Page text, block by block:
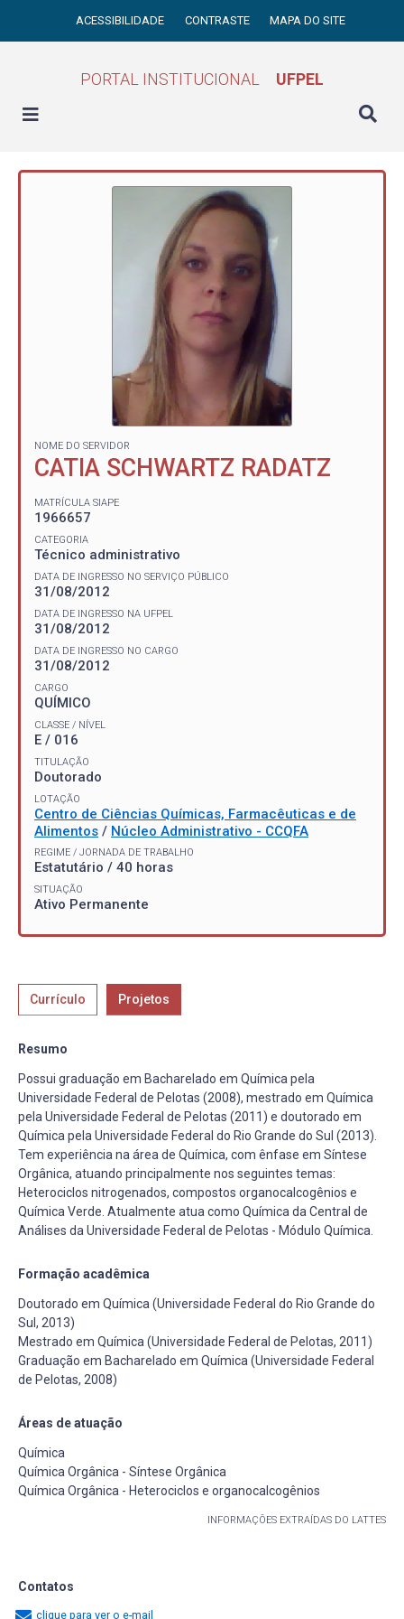
ACESSIBILIDADE CONTRASTE MAPA DO SITE
PORTAL INSTITUCIONAL UFPEL
NOME DO SERVIDOR
CATIA SCHWARTZ RADATZ
MATRÍCULA SIAPE
1966657
CATEGORIA
Técnico administrativo
DATA DE INGRESSO NO SERVIÇO PÚBLICO
31/08/2012
DATA DE INGRESSO NA UFPEL
31/08/2012
DATA DE INGRESSO NO CARGO
31/08/2012
CARGO
QUÍMICO
CLASSE / NÍVEL
E / 016
TITULAÇÃO
Doutorado
LOTAÇÃO
Centro de Ciências Químicas, Farmacêuticas e de
Alimentos / Núcleo Administrativo - CCQFA
REGIME / JORNADA DE TRABALHO
Estatutário / 40 horas
SITUAÇÃO
Ativo Permanente
Currículo Projetos
Resumo
Possui graduação em Bacharelado em Química pela
Universidade Federal de Pelotas (2008), mestrado em Química
pela Universidade Federal de Pelotas (2011) e doutorado em
Química pela Universidade Federal do Rio Grande do Sul (2013).
Tem experiência na área de Química, com ênfase em Síntese
Orgânica, atuando principalmente nos seguintes temas:
Heterociclos nitrogenados, compostos organocalcogênios e
Química Verde. Atualmente atua como Química da Central de
Análises da Universidade Federal de Pelotas - Módulo Química.
Formação acadêmica
Doutorado em Química (Universidade Federal do Rio Grande do
Sul, 2013)
Mestrado em Química (Universidade Federal de Pelotas, 2011)
Graduação em Bacharelado em Química (Universidade Federal
de Pelotas, 2008)
Áreas de atuação
Química
Química Orgânica - Síntese Orgânica
Química Orgânica - Heterociclos e organocalcogênios
INFORMAÇÕES EXTRAÍDAS DO LATTES
Contatos
clique para ver o e-mail